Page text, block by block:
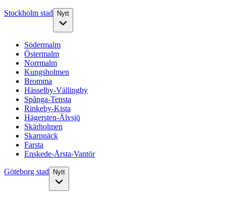
Stockholm stad Nytt
Södermalm
Östermalm
Norrmalm
Kungsholmen
Bromma
Hässelby-Vällingby
Spånga-Tensta
Rinkeby-Kista
Hägersten-Älvsjö
Skärholmen
Skarpnäck
Farsta
Enskede-Årsta-Vantör
Göteborg stad Nytt